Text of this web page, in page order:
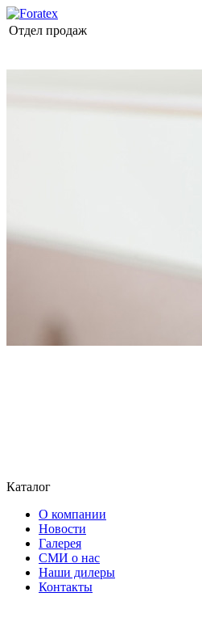
Отдел продаж
Каталог
О компании
Новости
Галерея
СМИ о нас
Наши дилеры
Контакты